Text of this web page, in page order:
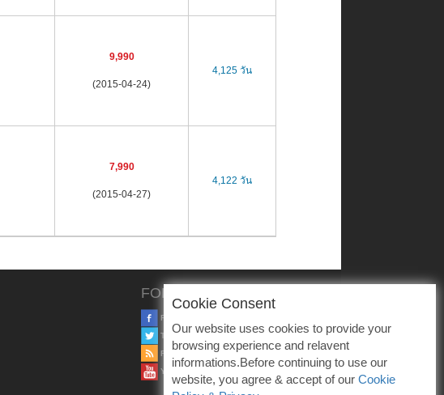
9,990
(2015-04-24)
4,125 วัน
7,990
(2015-04-27)
4,122 วัน
FOLLOW US
FACEBOOK
TWITTER
RSS
YOUTUBE
Cookie Consent
Our website uses cookies to provide your
browsing experience and relavent
informations.Before continuing to use our
website, you agree & accept of our Cookie